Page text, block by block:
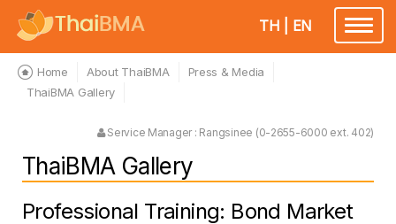
Toggle
TH EN
Home About ThaiBMA
Press & Media
ThaiBMA Gallery
Service Manager : Rangsinee (0-2655-6000 ext. 402)
ThaiBMA Gallery
Professional Training: Bond Market